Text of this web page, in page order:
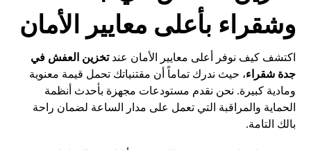
وشقراء بأعلى معايير الأمان
اكتشف كيف نوفر أعلى معايير الأمان عندتخزين العفش في
جدة شقراء، حيث ندرك تماماً أن مقتنياتك تحمل قيمة معنوية
ومادية كبيرة. نحن نقدم مستودعات مجهزة بأحدث أنظمة
الحماية والمراقبة التي تعمل على مدار الساعة لضمان راحة
بالك التامة.